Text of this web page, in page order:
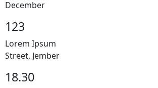
December
123
Lorem Ipsum
Street, Jember
18.30